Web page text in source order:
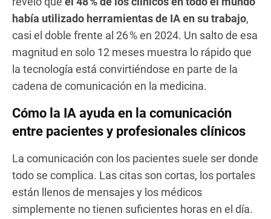
había utilizado herramientas de IA en su trabajo,
casi el doble frente al 26 % en 2024. Un salto de esa
magnitud en solo 12 meses muestra lo rápido que
la tecnología está convirtiéndose en parte de la
cadena de comunicación en la medicina.
Cómo la IA ayuda en la comunicación
entre pacientes y profesionales clínicos
La comunicación con los pacientes suele ser donde
todo se complica. Las citas son cortas, los portales
están llenos de mensajes y los médicos
simplemente no tienen suficientes horas en el día.